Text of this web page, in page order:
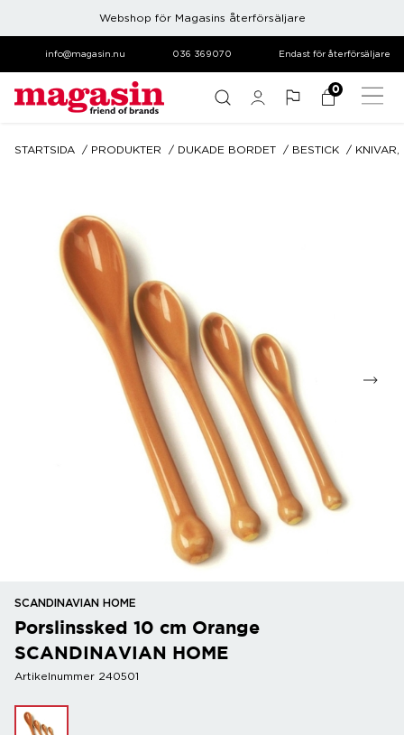
Webshop för Magasins återförsäljare
info@magasin.nu 036 369070 Endast för återförsäljare
0
STARTSIDA PRODUKTER DUKADE BORDET BESTICK
SCANDINAVIAN HOME
Porslinssked 10 cm Orange
SCANDINAVIAN HOME
Artikelnummer 240501